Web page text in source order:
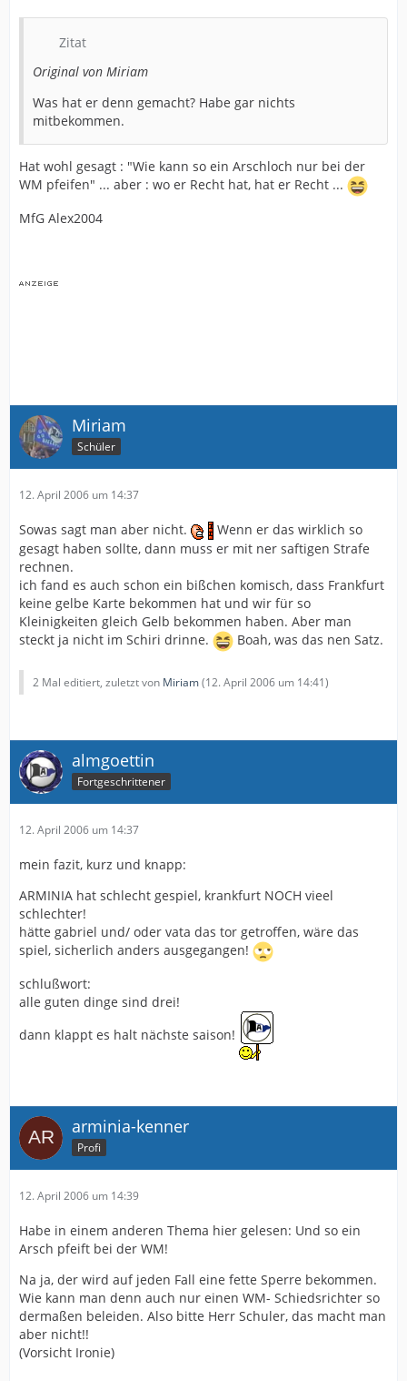
Zitat
Original von Miriam
Was hat er denn gemacht? Habe gar nichts
mitbekommen.
Hat wohl gesagt : "Wie kann so ein Arschloch nur bei der
WM pfeifen" ... aber : wo er Recht hat, hat er Recht ...
MfG Alex2004
Miriam
Schüler
12. April 2006 um 14:37
Sowas sagt man aber nicht.
Wenn er das wirklich so
gesagt haben sollte, dann muss er mit ner saftigen Strafe
rechnen.
ich fand es auch schon ein bißchen komisch, dass Frankfurt
keine gelbe Karte bekommen hat und wir für so
Kleinigkeiten gleich Gelb bekommen haben. Aber man
steckt ja nicht im Schiri drinne.
Boah, was das nen Satz.
2 Mal editiert, zuletzt von Miriam(12. April 2006 um 14:41)
almgoettin
Fortgeschrittener
12. April 2006 um 14:37
mein fazit, kurz und knapp:
ARMINIA hat schlecht gespiel, krankfurt NOCH vieel
schlechter!
hätte gabriel und/ oder vata das tor getroffen, wäre das
spiel, sicherlich anders ausgegangen!
schlußwort:
alle guten dinge sind drei!
dann klappt es halt nächste saison!
arminia-kenner
Profi
12. April 2006 um 14:39
Habe in einem anderen Thema hier gelesen: Und so ein
Arsch pfeift bei der WM!
Na ja, der wird auf jeden Fall eine fette Sperre bekommen.
Wie kann man denn auch nur einen WM- Schiedsrichter so
dermaßen beleiden. Also bitte Herr Schuler, das macht man
aber nicht!!
(Vorsicht Ironie)